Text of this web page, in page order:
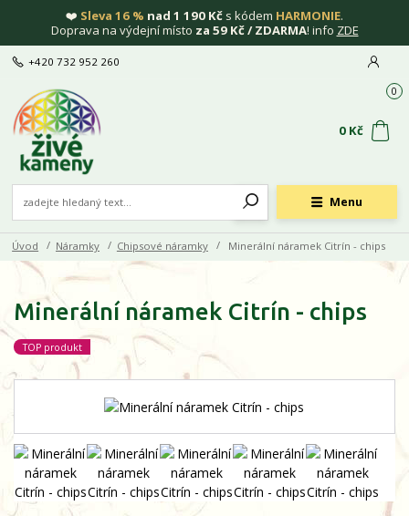
❤️ Sleva 16 % nad 1 190 Kč s kódem HARMONIE.
Doprava na výdejní místo za 59 Kč / ZDARMA! info ZDE
Menu
+420 732 952 260
0
0 Kč
Úvod Náramky Chipsové náramky Minerální náramek Citrín - chips
Minerální náramek Citrín - chips
TOP produkt